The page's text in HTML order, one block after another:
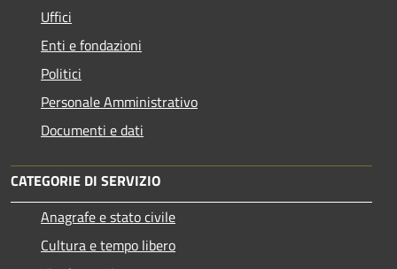
Uffici
Enti e fondazioni
Politici
Personale Amministrativo
Documenti e dati
CATEGORIE DI SERVIZIO
Anagrafe e stato civile
Cultura e tempo libero